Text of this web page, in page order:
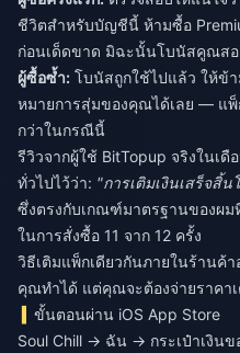
ชีวิตสำหรับบัญชีนี้ ห้ามซื้อ
ก่อนเด็ดขาด มิฉะนั้นโบนัสคูณสอ
ผู้ซื้อซ้ำ: โบนัสถูกใช้ไปแล้ว ให้ข้
หมายการสุ่มของคุณได้เลย — แ
กว่าในกรณีนี้
รีวิวจากผู้ใช้ BitTopup จริงในเ
ทั่วไปไว้ว่า: "การเติมเงินเสร็จสิ้
ซึ่งตรงกับเกณฑ์มาตรฐานของผม
ในการสั่งซื้อ 11 จาก 12 ครั้ง
วิธีเติมแพ็กเดียวกันภายในร้านค้า
คุณทำได้ แต่คุณจะต้องจ่ายราคา
ขั้นตอนผ่าน iOS App Store
Soul Chill → ฉัน → กระเป๋าเงิน